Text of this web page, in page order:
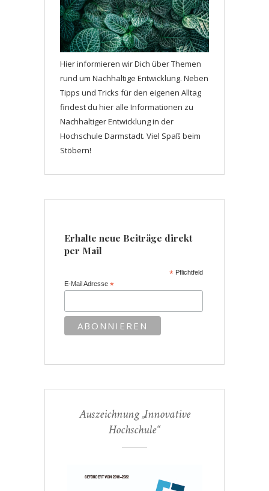
Hier informieren wir Dich über Themen
rund um Nachhaltige Entwicklung. Neben
Tipps und Tricks für den eigenen Alltag
findest du hier alle Informationen zu
Nachhaltiger Entwicklung in der
Hochschule Darmstadt. Viel Spaß beim
Stöbern!
Erhalte neue Beiträge direkt
per Mail
* Pflichtfeld
E-Mail Adresse*
Auszeichnung „Innovative
Hochschule“